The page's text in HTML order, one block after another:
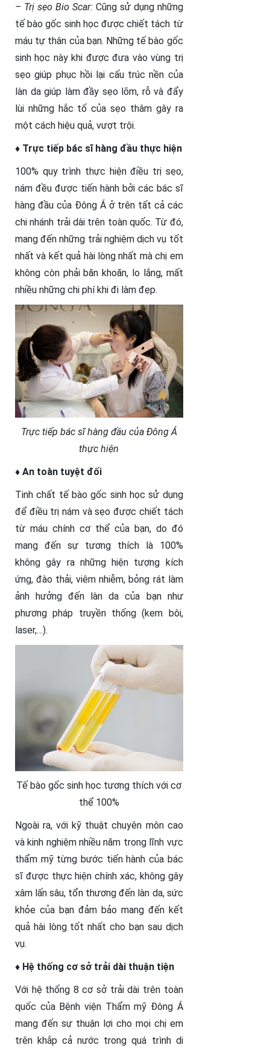
– Trị sẹo Bio Scar:Cũng sử dụng những
tế bào gốc sinh học được chiết tách từ
máu tự thân của bạn. Những tế bào gốc
sinh học này khi được đưa vào vùng trị
sẹo giúp phục hồi lại cấu trúc nền của
làn da giúp làm đầy sẹo lõm, rỗ và đẩy
lùi những hắc tố của sẹo thâm gây ra
một cách hiệu quả, vượt trội.
♦ Trực tiếp bác sĩ hàng đầu thực hiện
100% quy trình thực hiện điều trị sẹo,
nám đều được tiến hành bởi các bác sĩ
hàng đầu của Đông Á ở trên tất cả các
chi nhánh trải dài trên toàn quốc. Từ đó,
mang đến những trải nghiệm dịch vụ tốt
nhất và kết quả hài lòng nhất mà chị em
không còn phải băn khoăn, lo lắng, mất
nhiều những chi phí khi đi làm đẹp.
Trực tiếp bác sĩ hàng đầu của Đông Á
thực hiện
♦ An toàn tuyệt đối
Tinh chất tế bào gốc sinh học sử dụng
để điều trị nám và sẹo được chiết tách
từ máu chính cơ thể của bạn, do đó
mang đến sự tương thích là 100%
không gây ra những hiện tượng kích
ứng, đào thải, viêm nhiễm, bỏng rát làm
ảnh hưởng đến làn da của bạn như
phương pháp truyền thống (kem bôi,
laser,…).
Tế bào gốc sinh học tương thích với cơ
thể 100%
Ngoài ra, với kỹ thuật chuyên môn cao
và kinh nghiệm nhiều năm trong lĩnh vực
thẩm mỹ từng bước tiến hành của bác
sĩ được thực hiện chính xác, không gây
xâm lấn sâu, tổn thương đến làn da, sức
khỏe của bạn đảm bảo mang đến kết
quả hài lòng tốt nhất cho bạn sau dịch
vụ.
♦ Hệ thống cơ sở trải dài thuận tiện
Với hệ thống 8 cơ sở trải dài trên toàn
quốc của Bệnh viện Thẩm mỹ Đông Á
mang đến sự thuận lợi cho mọi chị em
trên khắp cả nước trong quá trình di